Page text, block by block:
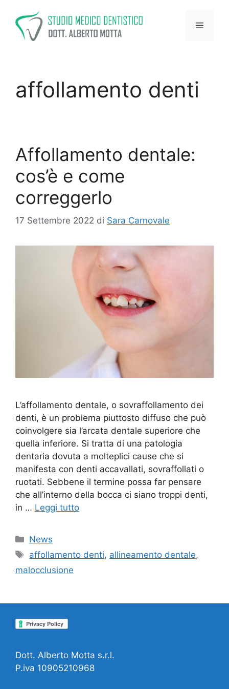
contenuto
Menu
affollamento denti
Affollamento dentale:
cos’è e come
correggerlo
17 Settembre 2022 di Sara Carnovale
L’affollamento dentale, o sovraffollamento dei
denti, è un problema piuttosto diffuso che può
coinvolgere sia l’arcata dentale superiore che
quella inferiore. Si tratta di una patologia
dentaria dovuta a molteplici cause che si
manifesta con denti accavallati, sovraffollati o
ruotati. Sebbene il termine possa far pensare
che all’interno della bocca ci siano troppi denti,
in … Leggi tutto
Categorie
News
Tag
affollamento denti, allineamento dentale,
malocclusione
Dott. Alberto Motta s.r.l.
P.iva 10905210968